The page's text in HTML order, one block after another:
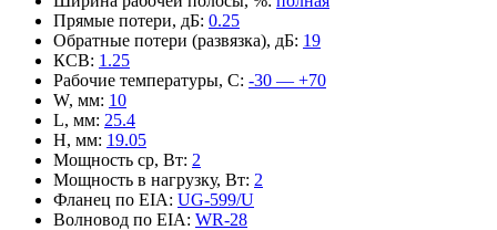
Прямые потери, дБ: 0.25
Обратные потери (развязка), дБ: 19
КСВ: 1.25
Рабочие температуры, С: -30 — +70
W, мм: 10
L, мм: 25.4
H, мм: 19.05
Мощность ср, Вт: 2
Мощность в нагрузку, Вт: 2
Фланец по EIA: UG-599/U
Волновод по EIA: WR-28